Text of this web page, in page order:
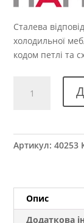
Сталева
холодильної
кодом петлі та
планка
329.80.528
Артикул:40253
Опис
Додаткова